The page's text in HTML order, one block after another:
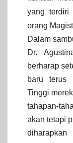
yang terdiri
orang
Dalam
Dr.
berharap
baru terus
Tinggi
tahapan-
akan tetapi
diharapkan